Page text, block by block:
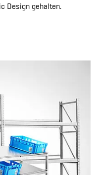
Design gehalten.